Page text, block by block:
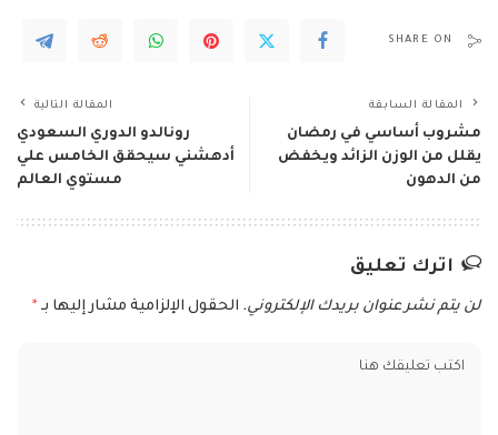
SHARE ON
المقالة السابقة
مشروب أساسي في رمضان
يقلل من الوزن الزائد ويخفض
من الدهون
المقالة التالية
رونالدو الدوري السعودي
أدهشني سيحقق الخامس علي
مستوي العالم
اترك تعليق
لن يتم نشر عنوان بريدك الإلكتروني. الحقول الإلزامية مشار إليها بـ *